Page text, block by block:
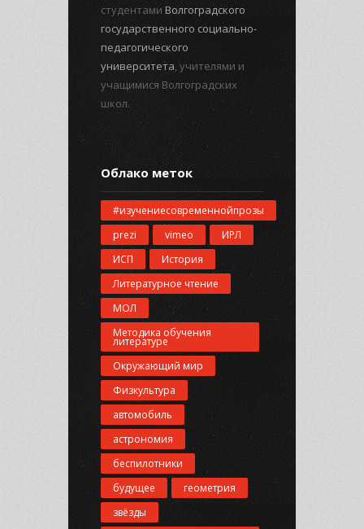
студентами Волгоградского
государственного социально-
педагогического
университета, учителями и
учащимися Волгоградских
школ.
Облако меток
#изучениесовременнойпрозы
prezi
vimeo
ИРЛ
ИСП
История
Литературное чтение
МОЛ
Методика обучения
литературе
Окружающий мир
Физкультура
автомобиль
астрономия
беспилотники
будущее
геометрия
звёзды